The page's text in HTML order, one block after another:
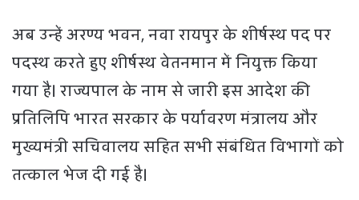
अब उन्हें अरण्य भवन, नवा रायपुर के शीर्षस्थ पद पर
पदस्थ करते हुए शीर्षस्थ वेतनमान में नियुक्त किया
गया है। राज्यपाल के नाम से जारी इस आदेश की
प्रतिलिपि भारत सरकार के पर्यावरण मंत्रालय और
मुख्यमंत्री सचिवालय सहित सभी संबंधित विभागों को
तत्काल भेज दी गई है।